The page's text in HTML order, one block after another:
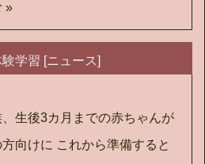
»
学習 [ニュース]
生後3カ月までの赤ちゃんが
向けに これから準備すると